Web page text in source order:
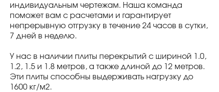
индивидуальным чертежам. Наша команда
поможет вам с расчетами и гарантирует
непрерывную отгрузку в течение 24 часов в сутки,
7 дней в неделю.
У нас в наличии плиты перекрытий с шириной 1.0,
1.2, 1.5 и 1.8 метров, а также длиной до 12 метров.
Эти плиты способны выдерживать нагрузку до
1600 кг/м2.